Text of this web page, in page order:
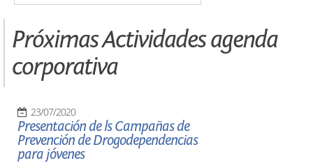
Próximas Actividades agenda
corporativa
23/07/2020
Presentación de ls Campañas de
Prevención de Drogodependencias
para jóvenes